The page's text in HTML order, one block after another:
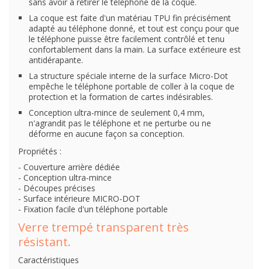
La coque est faite d'un matériau TPU fin précisément
adapté au téléphone donné, et tout est conçu pour que
le téléphone puisse être facilement contrôlé et tenu
confortablement dans la main. La surface extérieure est
antidérapante.
La structure spéciale interne de la surface Micro-Dot
empêche le téléphone portable de coller à la coque de
protection et la formation de cartes indésirables.
Conception ultra-mince de seulement 0,4 mm,
n'agrandit pas le téléphone et ne perturbe ou ne
déforme en aucune façon sa conception.
Propriétés :
- Couverture arrière dédiée
- Conception ultra-mince
- Découpes précises
- Surface intérieure MICRO-DOT
- Fixation facile d'un téléphone portable
Verre trempé transparent très
résistant.
Caractéristiques